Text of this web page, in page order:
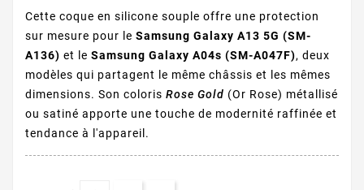
Cette coque en silicone souple offre une protection
sur mesure pour le Samsung Galaxy A13 5G (SM-
A136) et le Samsung Galaxy A04s (SM-A047F), deux
modèles qui partagent le même châssis et les mêmes
dimensions. Son coloris Rose Gold (Or Rose) métallisé
ou satiné apporte une touche de modernité raffinée et
tendance à l'appareil.